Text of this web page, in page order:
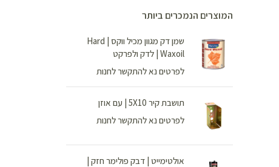
המוצרים הנמכרים ביותר
שמן דק מגוון מכיל ווקס | Hard
Waxoil | לדק ולפרקט
לפרטים נא להתקשר לחנות
תושבת קיר 5X10 | עם אוזן
לפרטים נא להתקשר לחנות
אולטימייט | דבק פולימר חזק |